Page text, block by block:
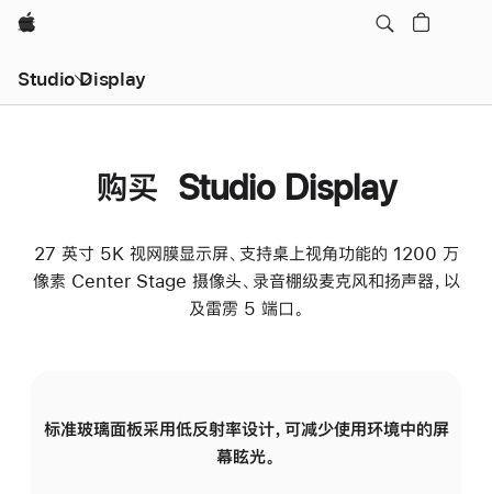
Apple
Studio Display
购买 Studio Display
27 英寸 5K 视网膜显示屏、支持桌上视角功能的 1200 万
像素 Center Stage 摄像头、录音棚级麦克风和扬声器，以
及雷雳 5 端口。
标准玻璃面板采用低反射率设计，可减少使用环境中的屏
幕眩光。